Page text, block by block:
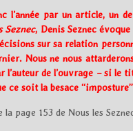
l’année par un article,
Seznec, Denis Seznec
sur sa relation
Nous ne nous
l’auteur de l’ouvrage – si le
ce soit la besace
la page 153 de Nous les